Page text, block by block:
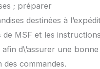
; préparer
destinées à
de MSF et les
afin d\’assurer une
des commandes.